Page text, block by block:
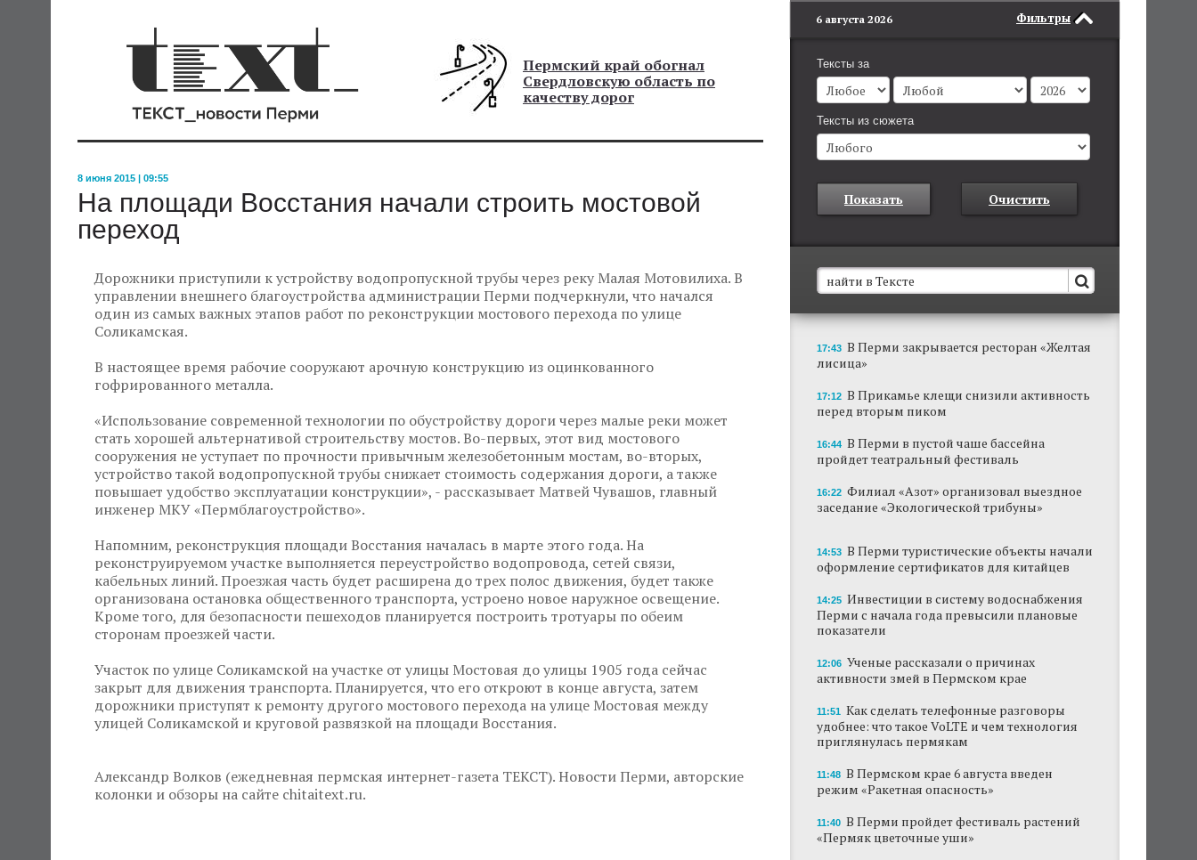
Пермский край обогнал
Свердловскую область по
качеству дорог
8 июня 2015 | 09:55
На площади Восстания начали строить мостовой
переход
Дорожники приступили к устройству водопропускной трубы через реку Малая Мотовилиха. В
управлении внешнего благоустройства администрации Перми подчеркнули, что начался
один из самых важных этапов работ по реконструкции мостового перехода по улице
Соликамская.
В настоящее время рабочие сооружают арочную конструкцию из оцинкованного
гофрированного металла.
«Использование современной технологии по обустройству дороги через малые реки может
стать хорошей альтернативой строительству мостов. Во-первых, этот вид мостового
сооружения не уступает по прочности привычным железобетонным мостам, во-вторых,
устройство такой водопропускной трубы снижает стоимость содержания дороги, а также
повышает удобство эксплуатации конструкции», - рассказывает Матвей Чувашов, главный
инженер МКУ «Пермблагоустройство».
Напомним, реконструкция площади Восстания началась в марте этого года. На
реконструируемом участке выполняется переустройство водопровода, сетей связи,
кабельных линий. Проезжая часть будет расширена до трех полос движения, будет также
организована остановка общественного транспорта, устроено новое наружное освещение.
Кроме того, для безопасности пешеходов планируется построить тротуары по обеим
сторонам проезжей части.
Участок по улице Соликамской на участке от улицы Мостовая до улицы 1905 года сейчас
закрыт для движения транспорта. Планируется, что его откроют в конце августа, затем
дорожники приступят к ремонту другого мостового перехода на улице Мостовая между
улицей Соликамской и круговой развязкой на площади Восстания.
Александр Волков (ежедневная пермская интернет-газета ТЕКСТ). Новости Перми, авторские
колонки и обзоры на сайте chitaitext.ru.
Фильтры
6 августа 2026
Тексты за
Тексты из сюжета
Показать Очистить
В Пермском крае установят новые станции
обнаружения беспилотников
Они используются для обнаружения и
отслеживания БПЛА в воздухе.
В Перми закрывается ресторан «Желтая
лисица»
театральный фестиваль
Ученые рассказали о причинах активности
змей в Пермском крае
Ученые начали изучение состояния
На одном из участков реки Мулянка
нефтепродуктов
В Перми этим летом водители такси
17:43 В Перми закрывается ресторан «Желтая
лисица»
17:12 В Прикамье клещи снизили активность
перед вторым пиком
16:44 В Перми в пустой чаше бассейна
пройдет театральный фестиваль
16:22 Филиал «Азот» организовал выездное
заседание «Экологической трибуны»
14:53 В Перми туристические объекты начали
оформление сертификатов для китайцев
14:25 Инвестиции в систему водоснабжения
Перми с начала года превысили плановые
показатели
12:06 Ученые рассказали о причинах
активности змей в Пермском крае
11:51 Как сделать телефонные разговоры
удобнее: что такое VoLTE и чем технология
приглянулась пермякам
11:48 В Пермском крае 6 августа введен
режим «Ракетная опасность»
11:40 В Перми пройдет фестиваль растений
«Пермяк цветочные уши»